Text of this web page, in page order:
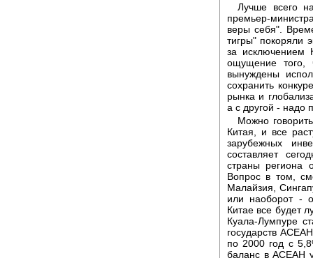
Лучше всего
премьер-
веры себя".
тигры" покоряли
за исключением
ощущение того,
вынуждены
сохранить
рынка и
а с другой - надо
Можно
Китая, и все
зарубежных
составляет
страны региона
Вопрос в том,
Малайзия,
или наоборот -
Китае все будет
Куала-Лумпуре
государств
по 2000 год с
баланс в АСЕАН